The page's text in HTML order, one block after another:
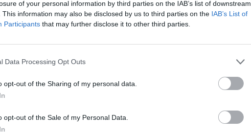
of your personal information by third parties on the IAB’s list of downstream
This information may also be disclosed by us to third parties on the IAB’s List of
Participants that may further disclose it to other third parties.
Data Processing Opt Outs
opt-out of the Sharing of my personal data.
opt-out of the Sale of my Personal Data.
σε ποσοστό 0,37%, ενώ ο δείκτης της